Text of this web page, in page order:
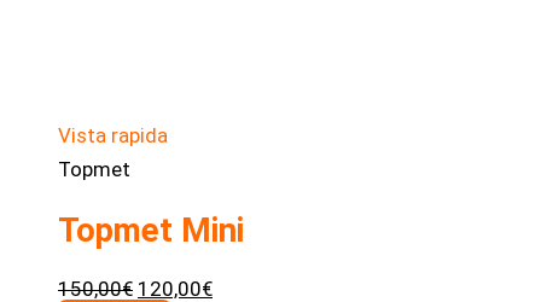
Vista rapida
Topmet
Topmet Mini
150,00€ Il
120,00€Il